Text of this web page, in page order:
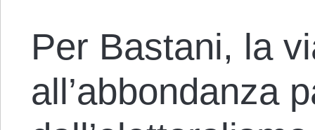
Per Bastani, la
all’abbondanza